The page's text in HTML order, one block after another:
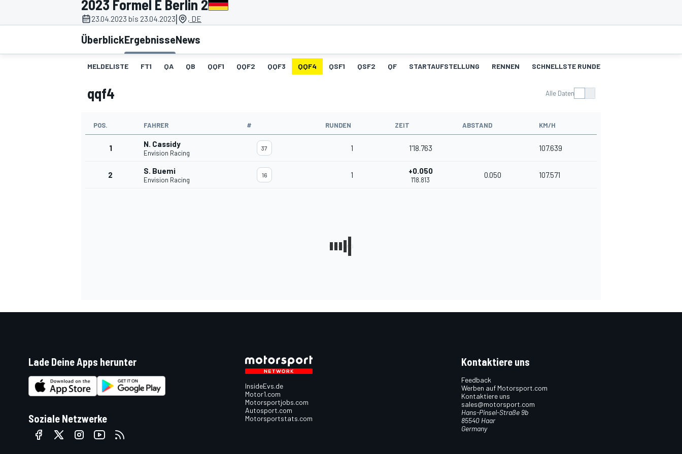
MOTOGP
2023 Formel E Berlin 2
23.04.2023 bis 23.04.2023| , DE
ÜberblickErgebnisseNews
MELDELISTE FT1 QA QB QQF1 QQF2 QQF3 QQF4 QSF1 QSF2 QF STARTAUFSTELLUNG RENNEN SCHNELLSTE RUNDEN
qqf4 Alle Daten
POS. FAHRER # RUNDEN ZEIT ABSTAND KM/H
1 N. Cassidy
Envision Racing
37 1 1'18.763 107.639
2 S. Buemi
Envision Racing
16 1 +0.050
1'18.813
0.050 107.571
Lade Deine Apps herunter
Soziale Netzwerke
InsideEvs.de
Motor1.com
Motorsportjobs.com
Autosport.com
Motorsportstats.com
Kontaktiere uns
Feedback
Werben auf Motorsport.com
Kontaktiere uns
sales@motorsport.com
Hans-Pinsel-Straße 9b
85540 Haar
Germany